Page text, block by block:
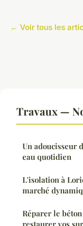
← Voir tous les
Travaux —
Un adoucisseur
eau quotidien
L'isolation à
marché
Réparer le